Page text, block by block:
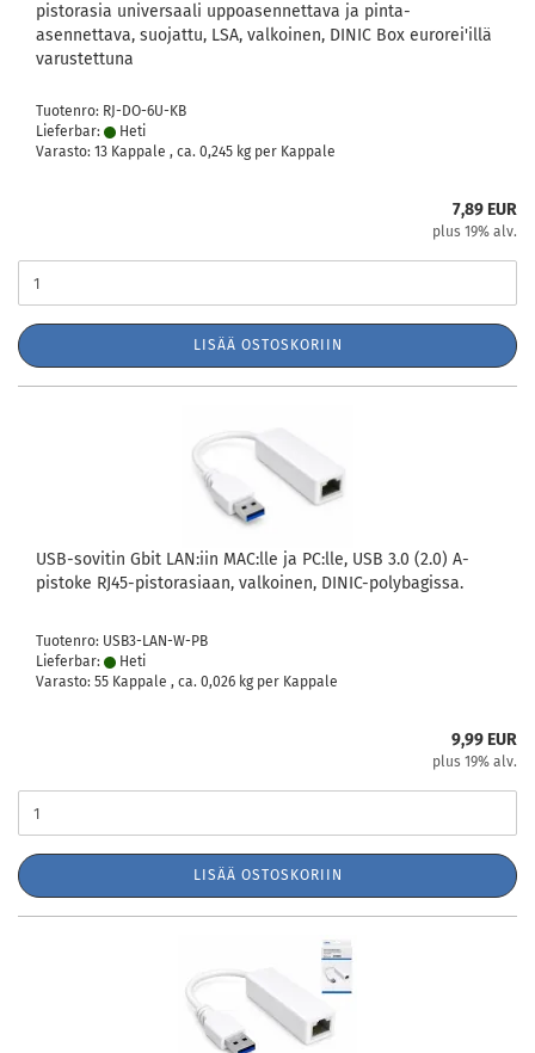
pistorasia universaali uppoasennettava ja pinta-
asennettava, suojattu, LSA, valkoinen, DINIC Box eurorei'illä
varustettuna
Tuotenro: RJ-DO-6U-KB
Lieferbar:
Heti
Varasto: 13 Kappale , ca. 0,245 kg per Kappale
7,89 EUR
plus 19% alv.
LISÄÄ OSTOSKORIIN
USB-sovitin Gbit LAN:iin MAC:lle ja PC:lle, USB 3.0 (2.0) A-
pistoke RJ45-pistorasiaan, valkoinen, DINIC-polybagissa.
Tuotenro: USB3-LAN-W-PB
Lieferbar:
Heti
Varasto: 55 Kappale , ca. 0,026 kg per Kappale
9,99 EUR
plus 19% alv.
LISÄÄ OSTOSKORIIN